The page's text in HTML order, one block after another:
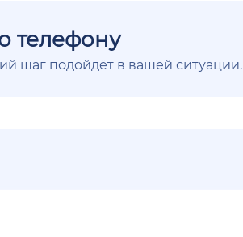
телефону
шаг подойдёт в вашей ситуации.